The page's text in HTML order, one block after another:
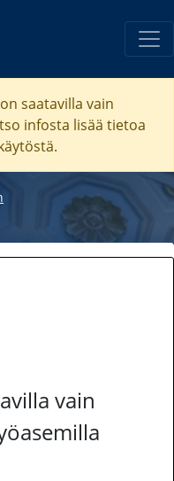
saatavilla vain
infosta lisää tietoa
vain